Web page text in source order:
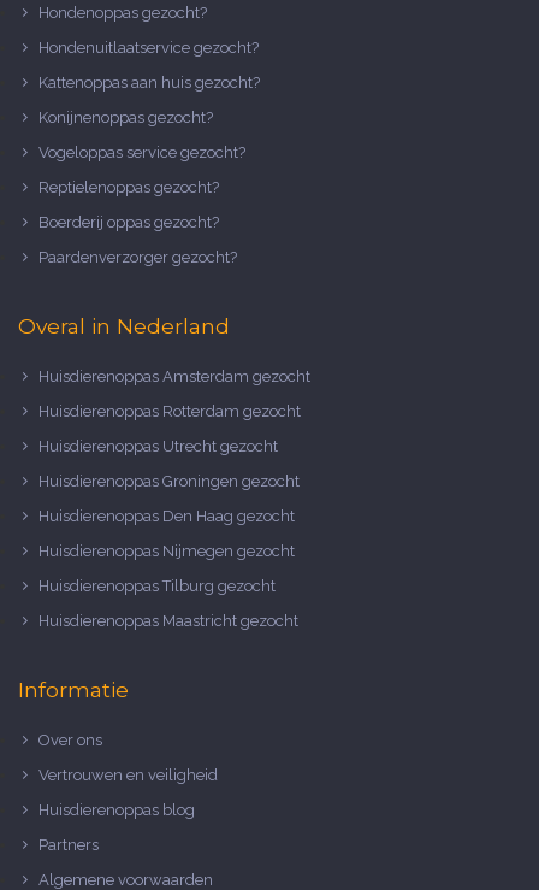
Hondenoppas gezocht?
Hondenuitlaatservice gezocht?
Kattenoppas aan huis gezocht?
Konijnenoppas gezocht?
Vogeloppas service gezocht?
Reptielenoppas gezocht?
Boerderij oppas gezocht?
Paardenverzorger gezocht?
Overal in Nederland
Huisdierenoppas Amsterdam gezocht
Huisdierenoppas Rotterdam gezocht
Huisdierenoppas Utrecht gezocht
Huisdierenoppas Groningen gezocht
Huisdierenoppas Den Haag gezocht
Huisdierenoppas Nijmegen gezocht
Huisdierenoppas Tilburg gezocht
Huisdierenoppas Maastricht gezocht
Informatie
Over ons
Vertrouwen en veiligheid
Huisdierenoppas blog
Partners
Algemene voorwaarden